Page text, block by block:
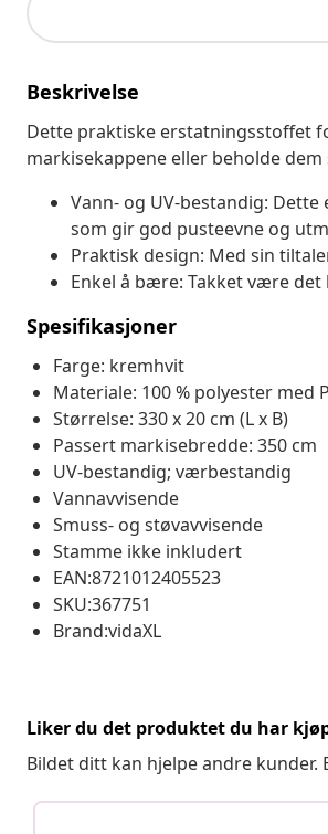
Beskrivelse
Dette praktiske erstatningsstoffet
markisekappene eller beholde dem
Vann- og UV-bestandig:
som gir god pusteevne og
Praktisk design: Med sin
Enkel å bære: Takket være
Spesifikasjoner
Farge: kremhvit
Materiale: 100 % polyester med
Størrelse: 330 x 20 cm (L x B)
Passert markisebredde: 350 cm
UV-bestandig; værbestandig
Vannavvisende
Smuss- og støvavvisende
Stamme ikke inkludert
EAN:8721012405523
SKU:367751
Brand:vidaXL
Liker du det produktet du har
Bildet ditt kan hjelpe andre